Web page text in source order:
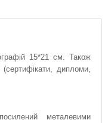
15*21 см. Також
дипломи,
металевими